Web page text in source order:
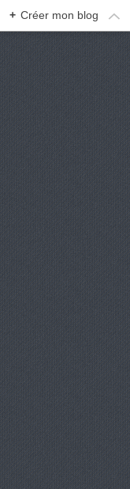
+ Créer mon blog